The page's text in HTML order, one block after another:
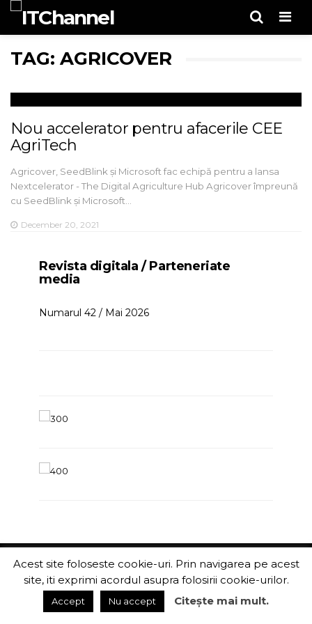
TAG: AGRICOVER
Nou accelerator pentru afacerile CEE
AgriTech
Agricover, SeedBlink și Microsoft fac echipă pentru a lansa
Nextcelerator - The Digital Agriculture Hub Agricover împreună
cu SeedBlink și Microsoft…
December 20, 2021
Revista digitala / Parteneriate
media
Numarul 42 / Mai 2026
ITChannel
Acest site foloseste cookie-uri. Prin navigarea pe acest
site, iti exprimi acordul asupra folosirii cookie-urilor.
Accept Nu accept Citește mai mult.